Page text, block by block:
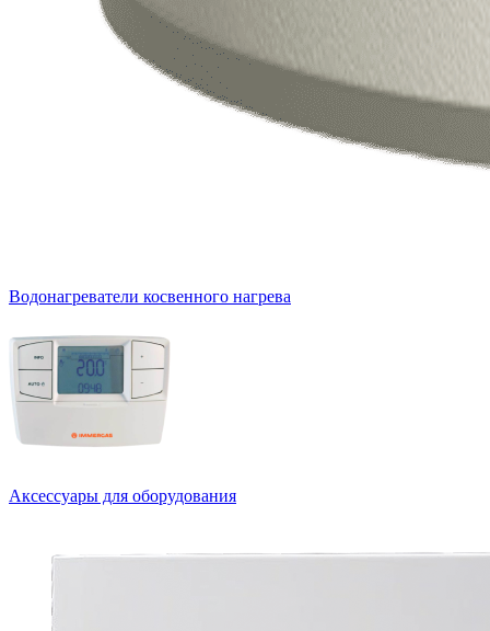
Водонагреватели косвенного нагрева
Аксессуары для оборудования